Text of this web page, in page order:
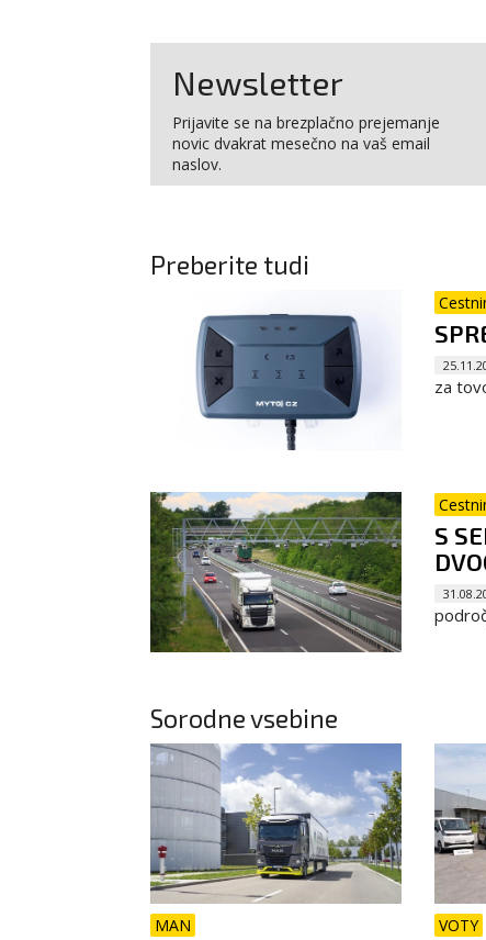
Newsletter
Prijavite se na brezplačno prejemanje
novic dvakrat mesečno na vaš email
naslov.
Preberite tudi
za
S
Sorodne vsebine
MAN VOTY